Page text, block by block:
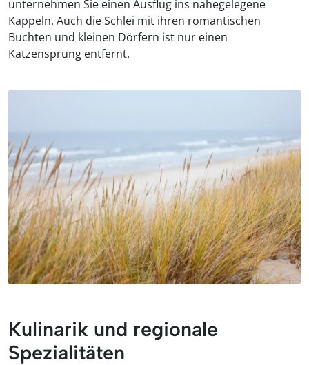
unternehmen Sie einen Ausflug ins nahegelegene
Kappeln. Auch die Schlei mit ihren romantischen
Buchten und kleinen Dörfern ist nur einen
Katzensprung entfernt.
Kulinarik und regionale
Spezialitäten